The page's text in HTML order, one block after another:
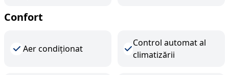
Confort
Aer condiționat
Control automat al
climatizării